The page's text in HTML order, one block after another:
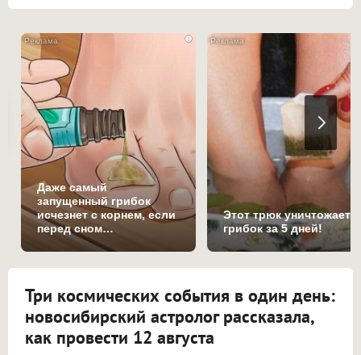
i
Даже самый
запущенный грибок
исчезнет с корнем, если
перед сном…
Этот трюк уничтожает
грибок за 5 дней!
Три космических события в один день:
новосибирский астролог рассказала,
как провести 12 августа